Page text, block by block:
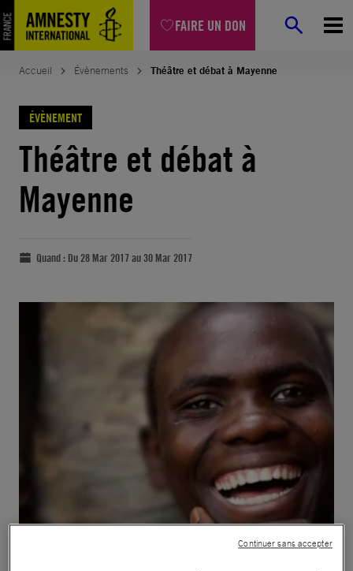
FAIRE UN DON
Accueil Évènements Théâtre et débat à Mayenne
ÉVÈNEMENT
Théâtre et débat à
Mayenne
Quand : Du 28 Mar 2017 au 30 Mar 2017
Continuer sans accepter